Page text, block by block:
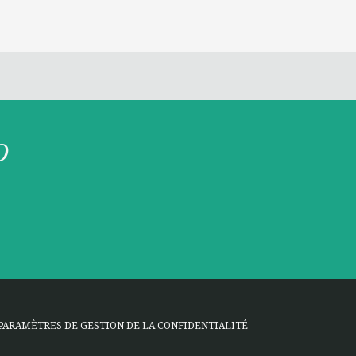
DE GESTION DE LA CONFIDENTIALITÉ